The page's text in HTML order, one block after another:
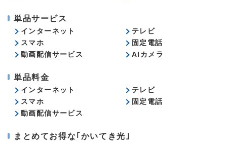
単品サービス
インターネット
テレビ
スマホ
固定電話
動画配信サービス
AIカメラ
単品料金
インターネット
テレビ
スマホ
固定電話
動画配信サービス
まとめてお得な｢かいてき光｣